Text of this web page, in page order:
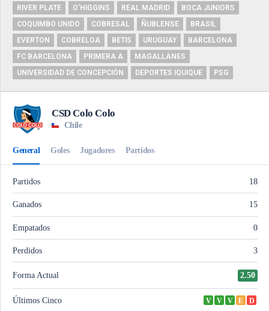
RIVER PLATE
O'HIGGINS REAL MADRID
BOCA JUNIORS
COQUIMBO UNIDO
COBRESAL ÑUBLENSE
BRASIL
EVERTON
COBRELOA BETIS URUGUAY
BARCELONA
FC BARCELONA
PRIMERA A
MAGALLANES
UNIVERSIDAD DE CONCEPCIÓN
DEPORTES IQUIQUE PSG